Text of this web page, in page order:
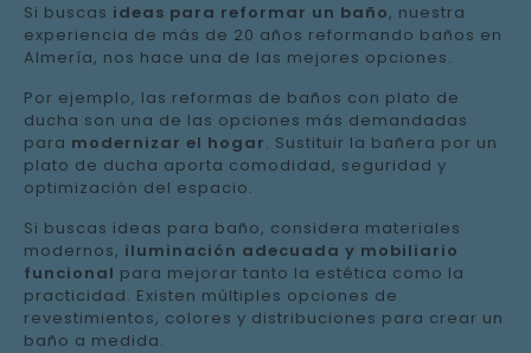
Si buscas ideas para reformar un baño, nuestra
experiencia de más de 20 años reformando baños en
Almería, nos hace una de las mejores opciones.
Por ejemplo, las reformas de baños con plato de
ducha son una de las opciones más demandadas
para modernizar el hogar. Sustituir la bañera por un
plato de ducha aporta comodidad, seguridad y
optimización del espacio.
Si buscas ideas para baño, considera materiales
modernos, iluminación adecuada y mobiliario
funcional para mejorar tanto la estética como la
practicidad. Existen múltiples opciones de
revestimientos, colores y distribuciones para crear un
baño a medida.